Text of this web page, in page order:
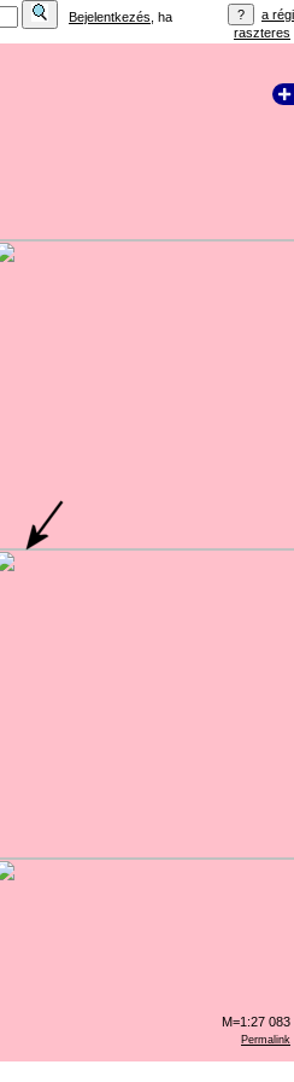
Bejelentkezés , ha
a régi
raszteres
Permalink
M=1:27 083